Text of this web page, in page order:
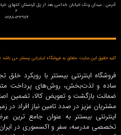
6
02188033974
کلیه حقوق این سایت متعلق به فروشگاه اینترنتی بیستتر می باشد bisttar.com
فروشگاه اینترنتی بیستتر با رویکرد خلق
ضمانت بازگشت و تعویض کالا، تضمین
مشتریان عزیز در صدد تامین نیاز افراد
اینترنتی بیستتر به عنوان جامع